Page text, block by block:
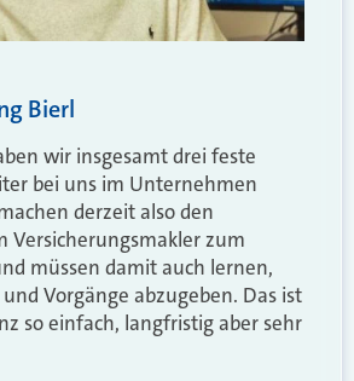
Bierl
wir insgesamt drei feste
bei uns im Unternehmen
derzeit also den
Versicherungsmakler zum
müssen damit auch lernen,
Vorgänge abzugeben. Das ist
so einfach, langfristig aber sehr